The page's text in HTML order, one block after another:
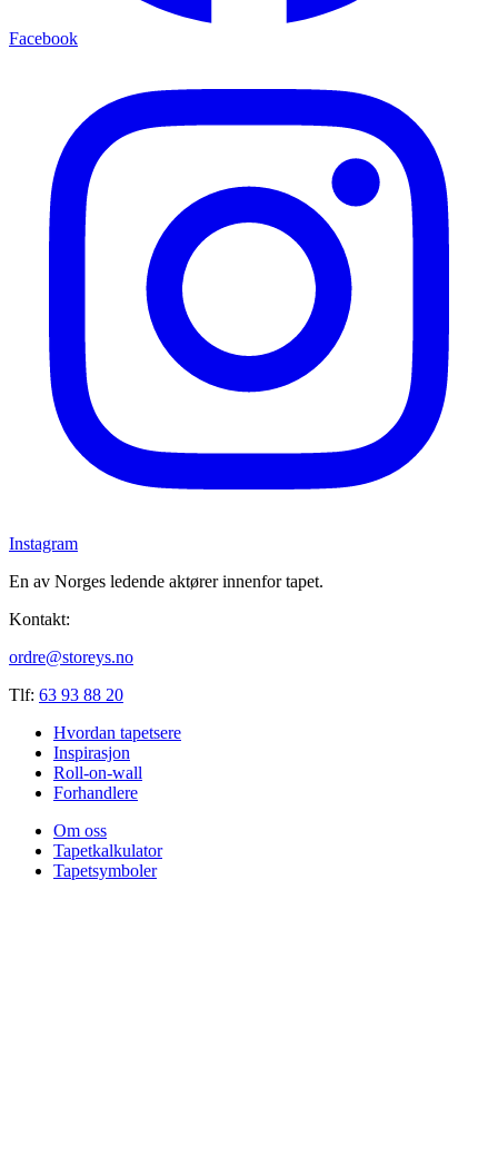
Facebook
Instagram
En av Norges ledende aktører innenfor tapet.
Kontakt:
ordre@storeys.no
Tlf: 63 93 88 20
Hvordan tapetsere
Inspirasjon
Roll-on-wall
Forhandlere
Om oss
Tapetkalkulator
Tapetsymboler